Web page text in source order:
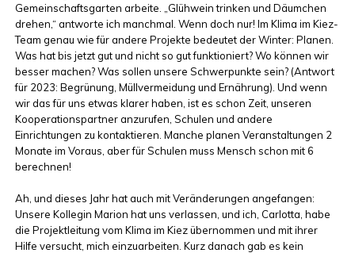
Gemeinschaftsgarten arbeite. „Glühwein trinken und Däumchen
drehen,“ antworte ich manchmal. Wenn doch nur! Im Klima im Kiez-
Team genau wie für andere Projekte bedeutet der Winter: Planen.
Was hat bis jetzt gut und nicht so gut funktioniert? Wo können wir
besser machen? Was sollen unsere Schwerpunkte sein? (Antwort
für 2023: Begrünung, Müllvermeidung und Ernährung). Und wenn
wir das für uns etwas klarer haben, ist es schon Zeit, unseren
Kooperationspartner anzurufen, Schulen und andere
Einrichtungen zu kontaktieren. Manche planen Veranstaltungen 2
Monate im Voraus, aber für Schulen muss Mensch schon mit 6
berechnen!
Ah, und dieses Jahr hat auch mit Veränderungen angefangen:
Unsere Kollegin Marion hat uns verlassen, und ich, Carlotta, habe
die Projektleitung vom Klima im Kiez übernommen und mit ihrer
Hilfe versucht, mich einzuarbeiten. Kurz danach gab es kein